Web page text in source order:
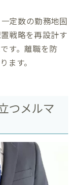
定数の勤務地固
戦略を再設計す
す。離職を防
ます。
つメルマ